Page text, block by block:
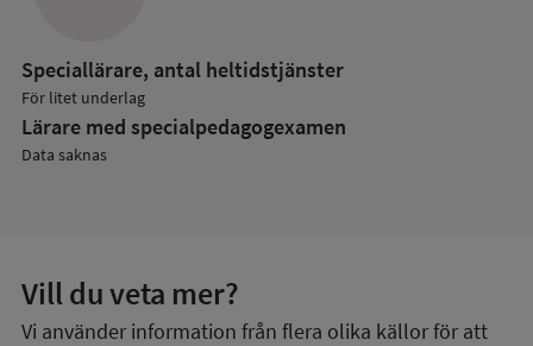
Speciallärare, antal heltidstjänster
För litet underlag
Lärare med specialpedagog­examen
Data saknas
Vill du veta mer?
Vi använder information från flera olika källor för att